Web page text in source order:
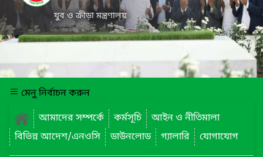
যুব ও ক্রীড়া মন্ত্রণালয়
মেনু নির্বাচন করুন
আমাদের সম্পর্কে
কর্মসূচি
আইন ও নীতিমালা
বিভিন্ন আদেশ/এনওসি
ডাউনলোড গ্যালারি যোগাযোগ